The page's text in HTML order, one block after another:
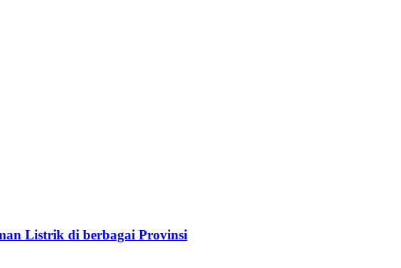
Listrik di berbagai Provinsi